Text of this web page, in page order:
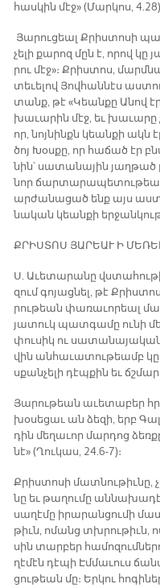
հաս­կին մէջ» (Մար­կոս,
Յա­րու­ցեալ Քրիս­տո­սի
չե­լի քա­րոզ մըն է, ո­րով կը
րու մէջ»։ Ք­րիս­տոս,
տե­ւե­լով Յով­հան­նէս
տանք, թէ «Կեան­քը Ա­նով էր
խա­ւա­րին մէջ, եւ խա­ւա­րը
որ, նոյ­նինքն կեան­քի ակն
ծոյ Խօս­քը, որ հա­ճած էր
նին՝ սա­տա­նա­յին յաղ­թած
նոր
ար­ժա­նա­ցած ենք այս
նա­կան կեան­քի
ՔՐԻՍ­ՏՈՍ ՅԱ­ՐԵԱՒ Ի
Ս. Ա­ւե­տա­րա­նը
զում գո­յաց­նել, թէ
րու­թեան փա­ռա­ւո­րեալ
յա­տուկ պատգա­մը ու­նի
փու­սիկ ու
վին ան­հա­ւա­տու­թեամբ
սքան­չե­լի դէպ­քին եւ
Յա­րու­թեան ա­ւե­տա­բեր
խօ­սե­ցաւ ան ձե­զի, երբ
դին մե­ղա­ւոր մար­դոց
նէ» (Ղու­կաս, 24.6-7)։
Քրիս­տո­սի մատ­նու­թիւ­նը,
նը եւ թա­ղու­մը
սա­ղէ­մը ի­րա­րան­ցու­մի
թիւն, ո­մանց
սին տար­բեր
ղէ­մէն դէ­պի Էմ­մա­ւուս
ցու­թեան մը։ Եր­կու